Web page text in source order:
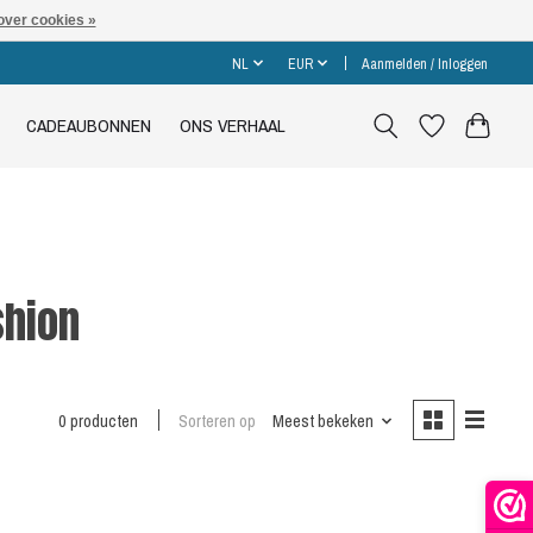
NL EUR Aanmelden / Inloggen
CADEAUBONNEN ONS VERHAAL
0 producten Sorteren op Meest bekeken
cookies »